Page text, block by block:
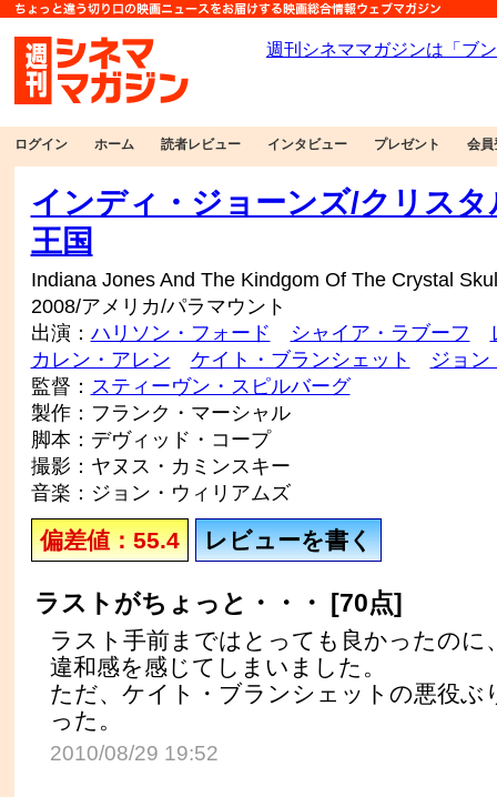
ログイン ホーム 読者レビュー インタビュー プレゼント 会員
インディ・ジョーンズ/クリス
王国
Indiana Jones And The Kindgom Of The Crystal
2008/アメリカ/パラマウント
出演： ハリソン・フォード シャイア・ラブーフ
カレン・アレン
ケイト・ブランシェット
ジョン
監督： スティーヴン・スピルバーグ
製作：フランク・マーシャル
脚本：デヴィッド・コープ
撮影：ヤヌス・カミンスキー
音楽：ジョン・ウィリアムズ
偏差値：55.4 レビューを書く
ラストがちょっと・・・ [70点]
ラスト手前まではとっても良かったのに
違和感を感じてしまいました。
ただ、ケイト・ブランシェットの悪役ぶ
った。
2010/08/29 19:52